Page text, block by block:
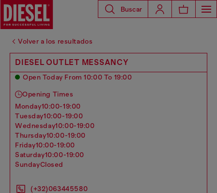
Buscar
Volver a los resultados
DIESEL OUTLET MESSANCY
Open Today From 10:00 To 19:00
Opening Times
monday10:00-19:00
tuesday10:00-19:00
wednesday10:00-19:00
thursday10:00-19:00
friday10:00-19:00
saturday10:00-19:00
sundayClosed
(+32)063445580